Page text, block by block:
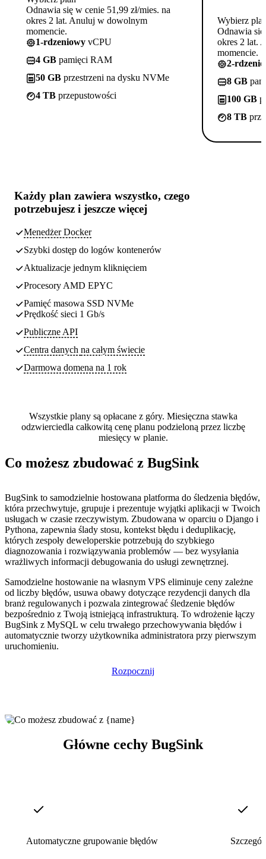
Odnawia się w cenie 51,99 zł/mies. na
okres 2 lat. Anuluj w dowolnym
momencie.
1-rdzeniowy vCPU
4 GB pamięci RAM
50 GB przestrzeni na dysku NVMe
4 TB przepustowości
Wybierz
Odnawia się
okres 2 lat.
momencie.
2-
8 GB
100 GB
8 TB
Każdy plan zawiera wszystko, czego
potrzebujesz i jeszcze więcej
Menedżer Docker
Szybki dostęp do logów kontenerów
Aktualizacje jednym kliknięciem
Procesory AMD EPYC
Pamięć masowa SSD NVMe
Prędkość sieci 1 Gb/s
Publiczne API
Centra danych na całym świecie
Darmowa domena na 1 rok
Wszystkie plany są opłacane z góry. Miesięczna stawka
odzwierciedla całkowitą cenę planu podzieloną przez liczbę
miesięcy w planie.
Co możesz zbudować z BugSink
BugSink to samodzielnie hostowana platforma do śledzenia błędów,
która przechwytuje, grupuje i prezentuje wyjątki aplikacji w Twoich
usługach w czasie rzeczywistym. Zbudowana w oparciu o Django i
Pythona, zapewnia ślady stosu, kontekst błędu i deduplikację,
których zespoły deweloperskie potrzebują do szybkiego
diagnozowania i rozwiązywania problemów — bez wysyłania
wrażliwych informacji debugowania do usługi zewnętrznej.
Samodzielne hostowanie na własnym VPS eliminuje ceny zależne
od liczby błędów, usuwa obawy dotyczące rezydencji danych dla
branż regulowanych i pozwala zintegrować śledzenie błędów
bezpośrednio z Twoją istniejącą infrastrukturą. To wdrożenie łączy
BugSink z MySQL w celu trwałego przechowywania błędów i
automatycznie tworzy użytkownika administratora przy pierwszym
uruchomieniu.
Rozpocznij
Główne cechy BugSink
Automatyczne grupowanie błędów